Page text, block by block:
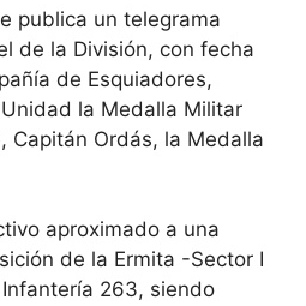
publica un telegrama
de la División, con fecha
de Esquiadores,
la Medalla Militar
Capitán Ordás, la Medalla
aproximado a una
de la Ermita -Sector I
263, siendo